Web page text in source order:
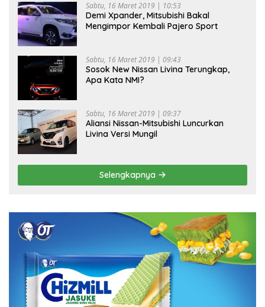
Sabtu, 16 Maret 2019 | 10:53
Demi Xpander, Mitsubishi Bakal
Mengimpor Kembali Pajero Sport
Sabtu, 16 Maret 2019 | 09:43
Sosok New Nissan Livina Terungkap,
Apa Kata NMI?
Sabtu, 16 Maret 2019 | 09:37
Aliansi Nissan-Mitsubishi Luncurkan
Livina Versi Mungil
Selengkapnya